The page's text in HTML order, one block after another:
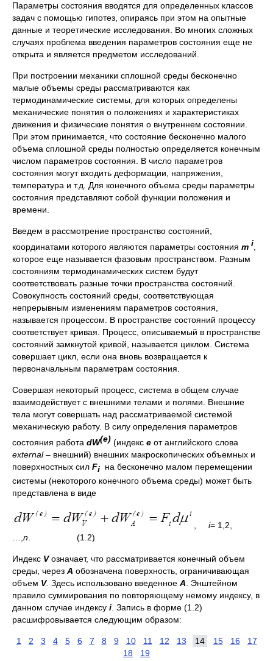
Параметры состояния вводятся для определенных классов
задач с помощью гипотез, опираясь при этом на опытные
данные и теоретические исследования. Во многих сложных
случаях проблема введения параметров состояния еще не
открыта и является предметом исследований.
При построении механики сплошной среды бесконечно
малые объемы среды рассматриваются как
термодинамические системы, для которых определены
механические понятия о положениях и характеристиках
движения и физические понятия о внутреннем состоянии.
При этом принимается, что состояние бесконечно малого
объема сплошной среды полностью определяется конечным
числом параметров состояния. В число параметров
состояния могут входить деформации, напряжения,
температура и т.д. Для конечного объема среды параметры
состояния представляют собой функции положения и
времени.
Введем в рассмотрение пространство состояний,
координатами которого являются параметры состояния m i
которое еще называется фазовым пространством. Разным
состояниям термодинамических систем будут
соответствовать разные точки пространства состояний.
Совокупность состояний среды, соответствующая
непрерывным изменениям параметров состояния,
называется процессом. В пространстве состояний процессу
соответствует кривая. Процесс, описываемый в пространстве
состояний замкнутой кривой, называется циклом. Система
совершает цикл, если она вновь возвращается к
первоначальным параметрам состояния.
Совершая некоторый процесс, система в общем случае
взаимодействует с внешними телами и полями. Внешние
тела могут совершать над рассматриваемой системой
механическую работу. В силу определения параметров
состояния работа dW(e) (индекс e от английского слова
external– внешний) внешних макроскопических объемных и
поверхностных сил Fi на бесконечно малом перемещении
системы (некоторого конечного объема среды) может быть
представлена в виде
, i= 1,2,
…,n. (1.2)
Индекс Vозначает, что рассматривается конечный объем
среды, через A обозначена поверхность, ограничивающая
объем V. Здесь использовано введенное A. Энштейном
правило суммирования по повторяющему немому индексу, в
данном случае индексу i. Запись в форме (1.2)
расшифровывается следующим образом:
1 2 3 4 5 6 7 8 9 10 11 12 13 14 15 16
17
18
19